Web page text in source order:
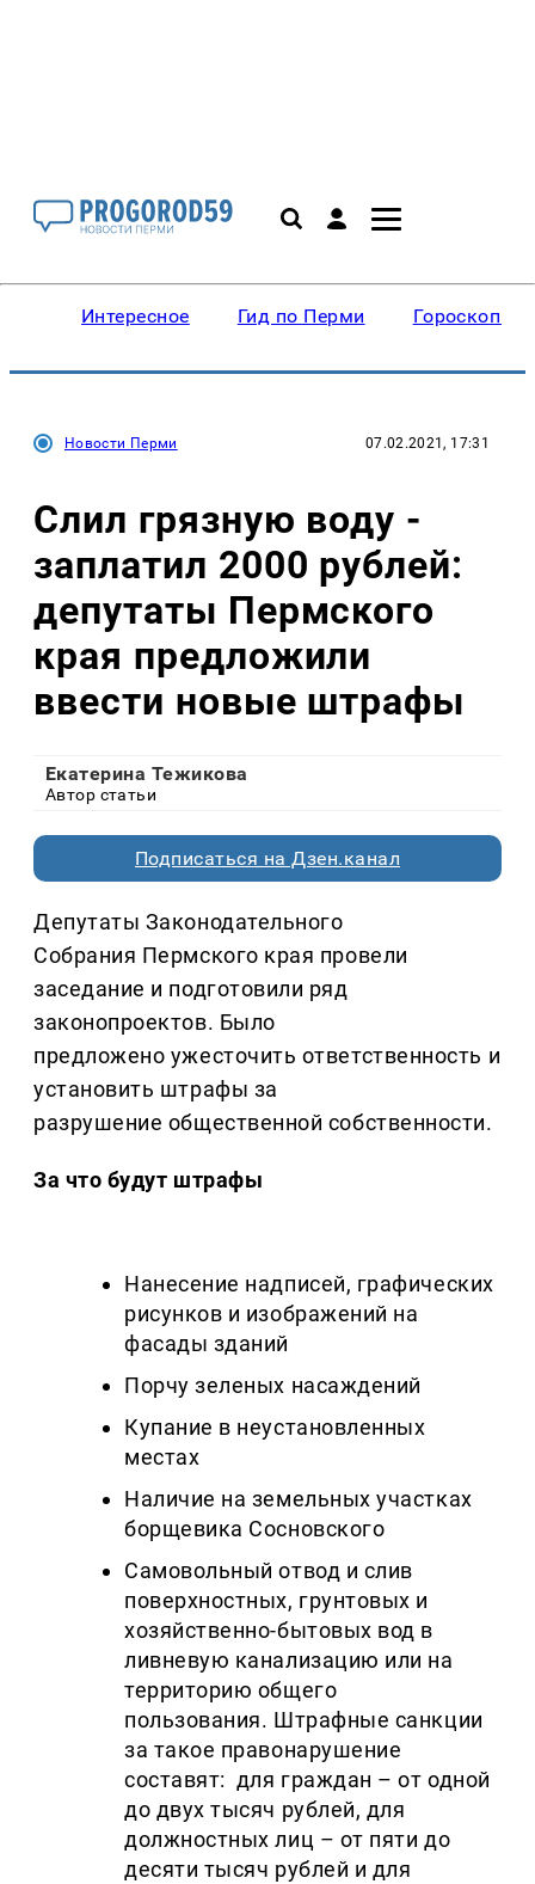
Интересное Гид по Перми Гороскопы
Новости Перми 07.02.2021, 17:31
Слил грязную воду -
заплатил 2000 рублей:
депутаты Пермского
края предложили
ввести новые штрафы
Екатерина Тежикова
Автор статьи
Подписаться на Дзен.канал
Депутаты Законодательного
Собрания Пермского края провели
заседание и подготовили ряд
законопроектов. Было
предложено ужесточить ответственность и
установить штрафы за
разрушение общественной собственности.
За что будут штрафы
Нанесение надписей, графических
рисунков и изображений на
фасады зданий
Порчу зеленых насаждений
Купание в неустановленных
местах
Наличие на земельных участках
борщевика Сосновского
Самовольный отвод и слив
поверхностных, грунтовых и
хозяйственно-бытовых вод в
ливневую канализацию или на
территорию общего
пользования. Штрафные санкции
за такое правонарушение
составят: для граждан – от одной
до двух тысяч рублей, для
должностных лиц – от пяти до
десяти тысяч рублей и для